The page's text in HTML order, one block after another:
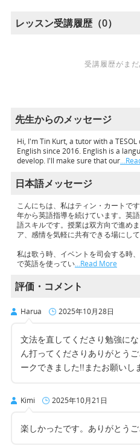
レッスン受講履歴（0）
受講履歴がまだ
先生からのメッセージ
Hi, I'm Tin Kurt, a tutor with a
English since 2016. English is a
develop. I'll make sure that our
日本語メッセージ
こんにちは、私はティン・カートで
年から英語指導を続けています。英
語スキルです。授業は双方向で進め
ア、感情を気軽に共有できる場にし
私は歌う時、イベントを司会する時
で英語を使ってい…Read More
評価・コメント
Harua 2025年10月28日
文法を直してくださり勉強に
ん打ってくださりありがとう
ークできました!!またお願いし
Kimi 2025年10月21日
楽しかったです。ありがとうご